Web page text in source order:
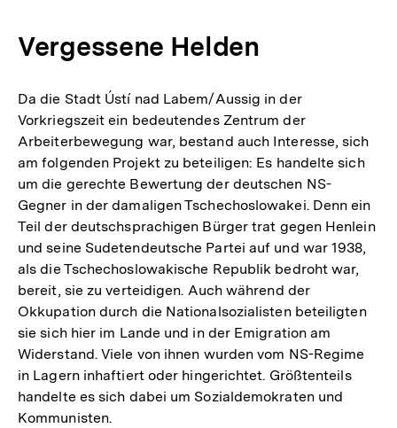
Vergessene Helden
Da die Stadt Ústí nad Labem/Aussig in der
Vorkriegszeit ein bedeutendes Zentrum der
Arbeiterbewegung war, bestand auch Interesse, sich
am folgenden Projekt zu beteiligen: Es handelte sich
um die gerechte Bewertung der deutschen NS-
Gegner in der damaligen Tschechoslowakei. Denn ein
Teil der deutschsprachigen Bürger trat gegen Henlein
und seine Sudetendeutsche Partei auf und war 1938,
als die Tschechoslowakische Republik bedroht war,
bereit, sie zu verteidigen. Auch während der
Okkupation durch die Nationalsozialisten beteiligten
sie sich hier im Lande und in der Emigration am
Widerstand. Viele von ihnen wurden vom NS-Regime
in Lagern inhaftiert oder hingerichtet. Größtenteils
handelte es sich dabei um Sozialdemokraten und
Kommunisten.